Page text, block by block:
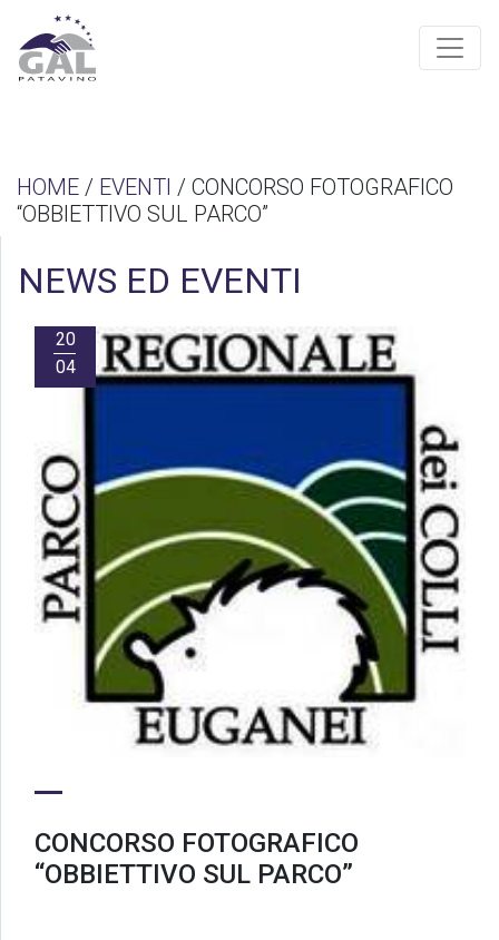
HOME / EVENTI / CONCORSO FOTOGRAFICO
“OBBIETTIVO SUL PARCO”
NEWS ED EVENTI
20
04
CONCORSO FOTOGRAFICO
“OBBIETTIVO SUL PARCO”